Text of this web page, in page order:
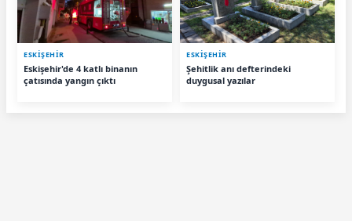
ESKIŞEHIR
Eskişehir'de 4 katlı binanın
çatısında yangın çıktı
ESKIŞEHIR
Şehitlik anı defterindeki
duygusal yazılar